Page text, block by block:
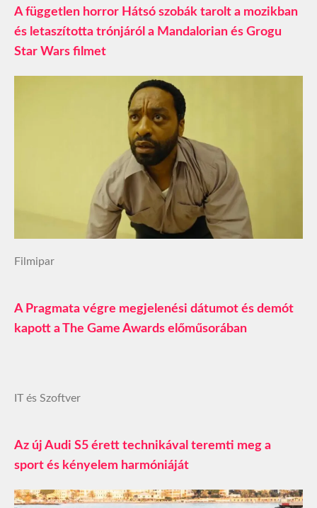
A független horror Hátsó szobák tarolt a mozikban
és letaszította trónjáról a Mandalorian és Grogu
Star Wars filmet
Filmipar
A Pragmata végre megjelenési dátumot és demót
kapott a The Game Awards előműsorában
IT és Szoftver
Az új Audi S5 érett technikával teremti meg a
sport és kényelem harmóniáját